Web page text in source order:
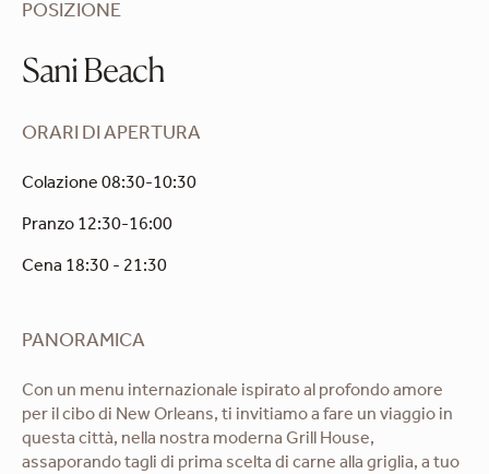
POSIZIONE
Sani Beach
ORARI DI APERTURA
Colazione 08:30-10:30
Pranzo 12:30-16:00
Cena 18:30 - 21:30
PANORAMICA
Con un menu internazionale ispirato al profondo amore
per il cibo di New Orleans, ti invitiamo a fare un viaggio in
questa città, nella nostra moderna Grill House,
assaporando tagli di prima scelta di carne alla griglia, a tuo